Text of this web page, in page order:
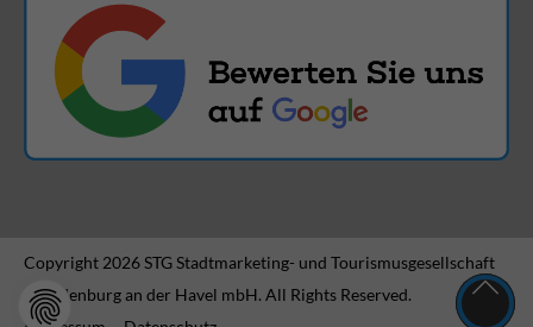
Copyright 2026 STG Stadtmarketing- und Tourismusgesellschaft
Brandenburg an der Havel mbH. All Rights Reserved.